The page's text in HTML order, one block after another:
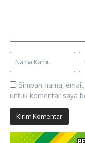
Simpan nama,
untuk komentar saya